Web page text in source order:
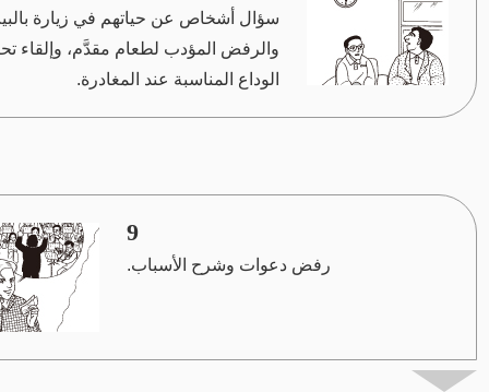
سؤال أشخاص عن حياتهم في زيارة
والرفض المؤدب لطعام مقدَّم، وإلقاء
الوداع المناسبة عند المغادرة.
9
رفض دعوات وشرح الأسباب.